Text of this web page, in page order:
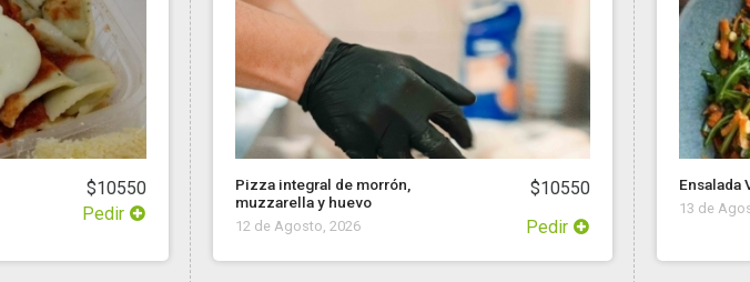
$10550
Pedir
Pizza integral de morrón,
muzzarella y huevo
$10550
12 de Agosto, 2026 Pedir
Ensalada
13 de